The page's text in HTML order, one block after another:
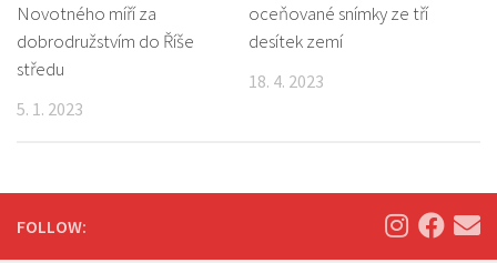
Novotného míří za
dobrodružstvím do Říše
středu
5. 1. 2023
oceňované snímky ze tří
desítek zemí
18. 4. 2023
FOLLOW: